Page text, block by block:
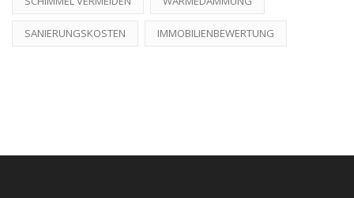
SANIERUNGSKOSTEN IMMOBILIENBEWERTUNG